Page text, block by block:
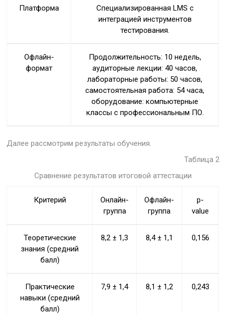
Платформа
Специализированная LMS с
интеграцией инструментов
тестирования.
Офлайн-
формат
Продолжительность: 10 недель,
аудиторные лекции: 40 часов,
лабораторные работы: 50 часов,
самостоятельная работа: 54 часа,
оборудование: компьютерные
классы с профессиональным ПО.
Далее рассмотрим результаты обучения.
Таблица 2
Сравнение результатов итоговой аттестации
Критерий
Онлайн-
группа
Офлайн-
группа
p-
value
Теоретические
знания (средний
балл)
8,2 ± 1,3 8,4 ± 1,1 0,156
Практические
навыки (средний
балл)
7,9 ± 1,4 8,1 ± 1,2 0,243